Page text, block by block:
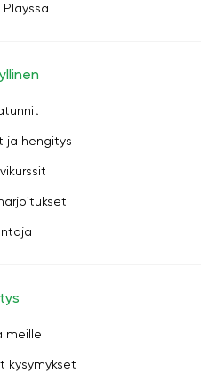
ja hengitys
meille
kysymykset